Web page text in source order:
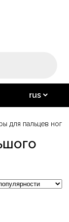
для пальцев ног